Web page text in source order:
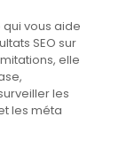
vous aide
SEO sur
elle
les
les méta